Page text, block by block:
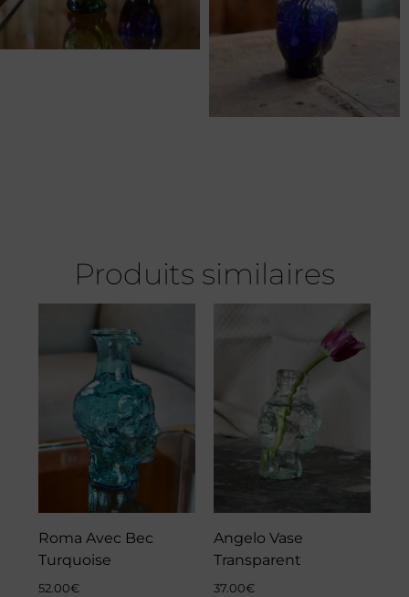
Produits similaires
Roma Avec Bec
Turquoise
52.00€
Angelo Vase
Transparent
37.00€